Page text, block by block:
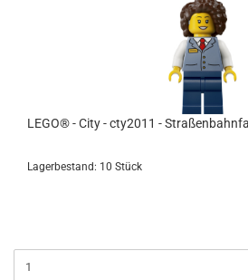
LEGO® - City - cty2011 -
Lagerbestand: 10 Stück